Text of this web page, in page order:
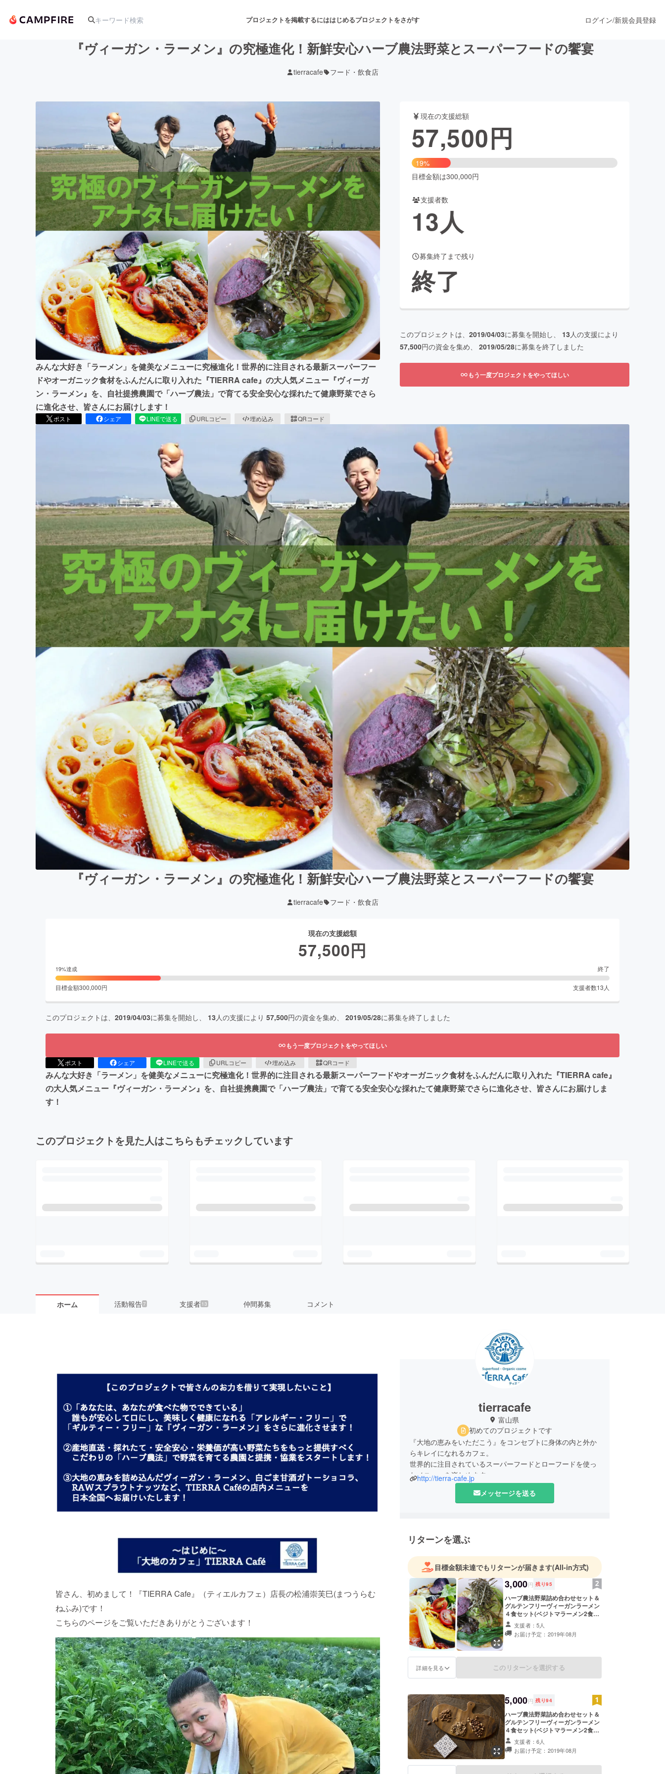
プロジェクトを掲載するにははじめるプロジェクトをさがす
アート・写真 音楽 舞台・パフォーマンス
テクノロジー・ガジェット ゲーム・サービス開発 フード・飲食店 ファッション
映像・映画 書籍・雑誌出版 アニメ・漫画
ビジネス・起業 チャレンジ ビューティー・ヘルスケア
まちづくり・地域活性化
CAMPFIRE for Social GoodCAMPFIRE Creation
CAMPFIREふるさと納税machi-yaコミュニティ
ログイン/新規会員登録
『ヴィーガン・ラーメン』の究極進化！新鮮安心ハーブ農法野菜とスーパーフードの饗宴
tierracafe フード・飲食店
みんな大好き「ラーメン」を健美なメニューに究極進化！世界的に注目される最新スーパーフー
ドやオーガニック食材をふんだんに取り入れた『TIERRA cafe』の大人気メニュー『ヴィーガ
ン・ラーメン』を、自社提携農園で「ハーブ農法」で育てる安全安心な採れたて健康野菜でさら
に進化させ、皆さんにお届けします！
ポスト シェア LINEで送る URLコピー 埋め込み QRコード
現在の支援総額
57,500円
19%
目標金額は300,000円
支援者数
13人
募集終了まで残り
終了
このプロジェクトは、 2019/04/03に募集を開始し、 13人の支援により
57,500円の資金を集め、 2019/05/28に募集を終了しました
もう一度プロジェクトをやってほしい
『ヴィーガン・ラーメン』の究極進化！新鮮安心ハーブ農法野菜とスーパーフードの饗宴
tierracafe フード・飲食店
現在の支援総額
57,500円
19%達成 終了
目標金額300,000円 支援者数13 人
このプロジェクトは、 2019/04/03に募集を開始し、 13人の支援により 57,500円の資金を集め、 2019/05/28に募集を終了しました
もう一度プロジェクトをやってほしい
ポスト シェア LINEで送る URLコピー 埋め込み QRコード
みんな大好き「ラーメン」を健美なメニューに究極進化！世界的に注目される最新スーパーフードやオーガニック食材をふんだんに取り入れた『TIERRA cafe』
の大人気メニュー『ヴィーガン・ラーメン』を、自社提携農園で「ハーブ農法」で育てる安全安心な採れたて健康野菜でさらに進化させ、皆さんにお届けしま
す！
このプロジェクトを見た人はこちらもチェックしています
ホーム 活動報告7 支援者 13 仲間募集 コメント
皆さん、初めまして！『TIERRA Cafe』（ティエルカフェ）店長の松浦崇芙巳(まつうらむ
ねふみ)です！
こちらのページをご覧いただきありがとうございます！
tierracafe
富山県
初めてのプロジェクトです
『大地の恵みをいただこう』をコンセプトに身体の内と外か
らキレイになれるカフェ。
世界的に注目されているスーパーフードとローフードを使っ
たメニューを楽しめます。
http://tierra-cafe.jp
メッセージを送る
リターンを選ぶ
目標金額未達でもリターンが届きます(All-in方式)
3,000円 残り95
ハーブ農法野菜詰め合わせセット＆
グルテンフリーヴィーガンラーメン
４食セット(ベジトマラーメン2食、
豆乳みそラーメン2食) ☆3,780円相
当☆支援者：5人
お届け予定：2019年08月
詳細を見る このリターンを選択する
5,000円 残り94
ハーブ農法野菜詰め合わせセット＆
グルテンフリーヴィーガンラーメン
４食セット(ベジトマラーメン2食、
豆乳みそラーメン2食)＆有機RAWス
プラウトナッツ(アーモンド、ヘーゼ
ルナッツ、ウォルナッツの３種各々
支援者：6人
お届け予定：2019年08月